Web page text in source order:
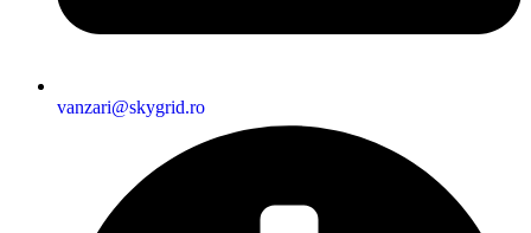
vanzari@skygrid.ro